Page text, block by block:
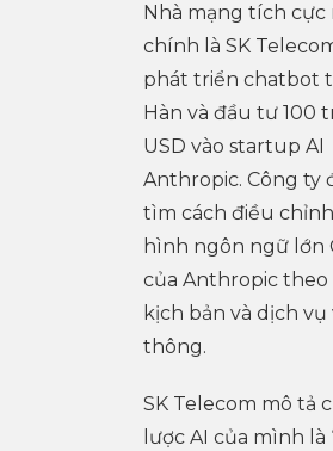
Nhà mạng tích cực
chính là SK
phát triển chatbot
Hàn và đầu tư 100
USD vào startup AI
Anthropic. Công ty
tìm cách điều
hình ngôn ngữ lớn
của Anthropic theo
kịch bản và dịch vụ
thông.
SK Telecom mô tả
lược AI của mình là